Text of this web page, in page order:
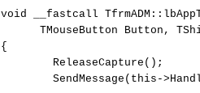
void __fastcall
TMouseButton Button,
{
        ReleaseCapture();
SendMessage(this-